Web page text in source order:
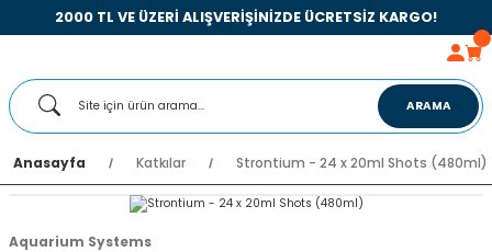
2000 TL VE ÜZERİ ALIŞVERİŞİNİZDE ÜCRETSİZ KARGO!
ARAMA
Anasayfa Katkılar Strontium - 24 x 20ml Shots (480ml)
Aquarium Systems